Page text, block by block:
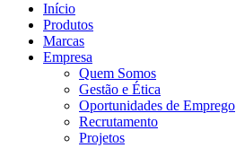
Início
Produtos
Marcas
Empresa
Quem Somos
Gestão e Ética
Oportunidades de Emprego
Recrutamento
Projetos